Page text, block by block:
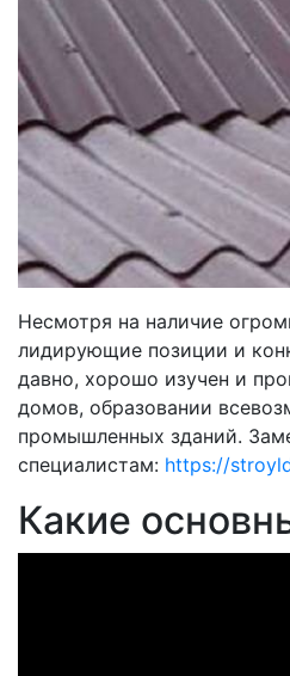
Несмотря на наличие
лидирующие позиции и
давно, хорошо изучен и
домов, образовании
промышленных зданий.
специалистам: https://
Какие